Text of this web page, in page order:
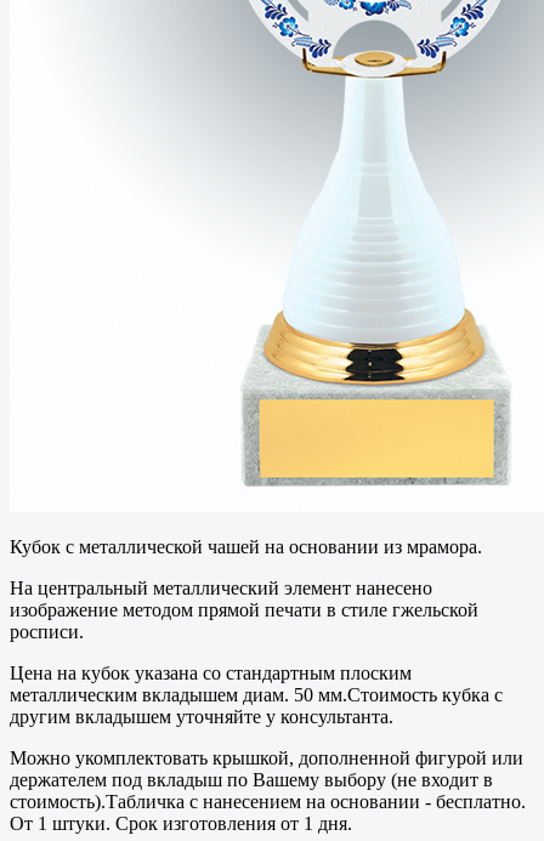
Кубок с металлической чашей на основании из мрамора.
На центральный металлический элемент нанесено
изображение методом прямой печати в стиле гжельской
росписи.
Цена на кубок указана со стандартным плоским
металлическим вкладышем диам. 50 мм.Стоимость кубка с
другим вкладышем уточняйте у консультанта.
Можно укомплектовать крышкой, дополненной фигурой или
держателем под вкладыш по Вашему выбору (не входит в
стоимость).Табличка с нанесением на основании - бесплатно.
От 1 штуки. Срок изготовления от 1 дня.